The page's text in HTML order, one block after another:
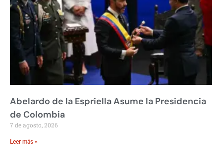
Abelardo de la Espriella Asume la Presidencia
de Colombia
7 de agosto, 2026
Leer más »